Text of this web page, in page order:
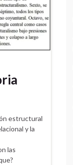
estructural
y la
las